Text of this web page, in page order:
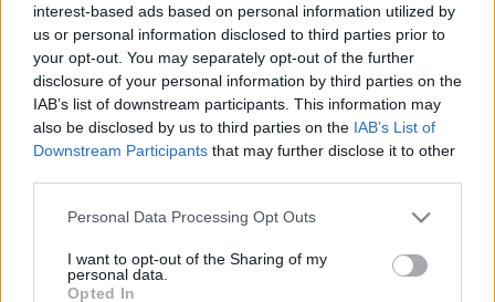
interest-based ads based on personal information utilized by
us or personal information disclosed to third parties prior to
your opt-out. You may separately opt-out of the further
disclosure of your personal information by third parties on the
IAB’s list of downstream participants. This information may
also be disclosed by us to third parties on the IAB’s List of
Downstream Participants that may further disclose it to other
Please note that this website/app uses one or more Google
not limited to your visit or usage behaviour. You may click to
grant or deny consent to Google and its third-party tags to
Personal Data Processing Opt Outs
I want to opt-out of the Sharing of my
personal data.
Opted In
Országos hírek
Megérkezett az eső a Duna vízgyűjtőjére
Aktuális
Paks II.: Mit jelent az 5. blokk új
árnyékában?